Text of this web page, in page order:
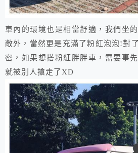
車內的環境也是相當舒適，我們坐
敞外，當然更是充滿了粉紅泡泡!對
密，如果想搭粉紅胖胖車，需要事
就被別人搶走了XD